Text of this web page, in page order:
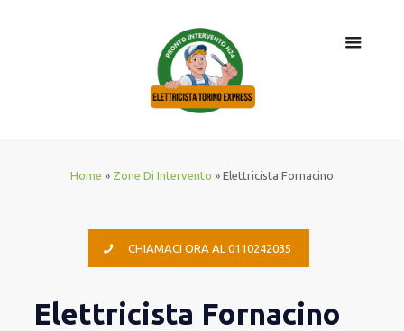
Home » Zone Di Intervento » Elettricista Fornacino
CHIAMACI ORA AL 0110242035
Elettricista Fornacino